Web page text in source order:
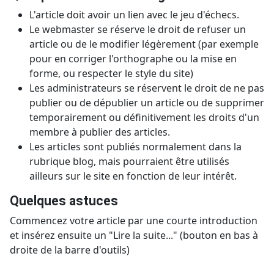
L'article doit avoir un lien avec le jeu d'échecs.
Le webmaster se réserve le droit de refuser un
article ou de le modifier légèrement (par exemple
pour en corriger l'orthographe ou la mise en
forme, ou respecter le style du site)
Les administrateurs se réservent le droit de ne pas
publier ou de dépublier un article ou de supprimer
temporairement ou définitivement les droits d'un
membre à publier des articles.
Les articles sont publiés normalement dans la
rubrique blog, mais pourraient être utilisés
ailleurs sur le site en fonction de leur intérêt.
Quelques astuces
Commencez votre article par une courte introduction
et insérez ensuite un "Lire la suite..." (bouton en bas à
droite de la barre d'outils)